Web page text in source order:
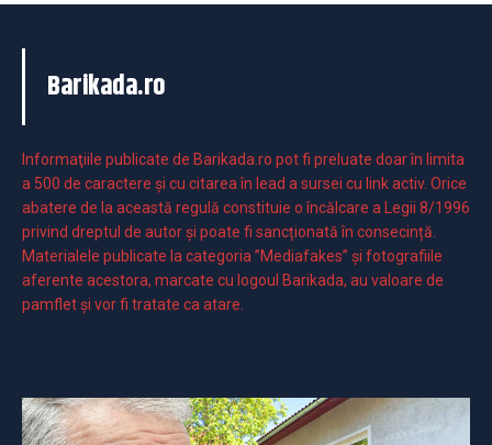
Barikada.ro
Informaţiile publicate de Barikada.ro pot fi preluate doar în limita
a 500 de caractere şi cu citarea în lead a sursei cu link activ. Orice
abatere de la această regulă constituie o încălcare a Legii 8/1996
privind dreptul de autor și poate fi sancționată în consecință.
Materialele publicate la categoria ”Mediafakes” și fotografiile
aferente acestora, marcate cu logoul Barikada, au valoare de
pamflet și vor fi tratate ca atare.